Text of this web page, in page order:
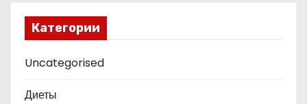
Категории
Uncategorised
Диеты